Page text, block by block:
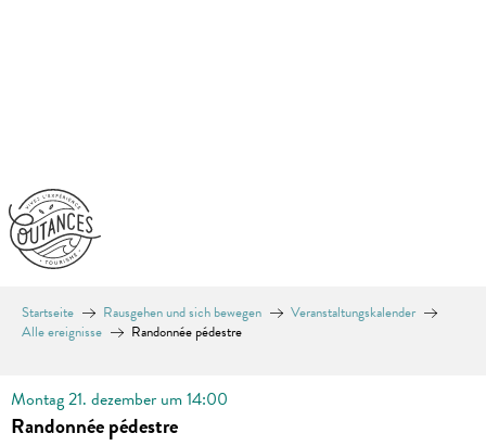
Startseite Rausgehen und sich bewegen
Veranstaltungskalender
Alle ereignisse
Randonnée pédestre
Montag 21. dezember um 14:00
Randonnée pédestre